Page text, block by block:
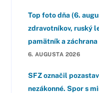
Top foto dňa (6.
zdravotníkov, ruský
pamätník a
6. AUGUSTA 2026
SFZ označil
nezákonné. Spor s